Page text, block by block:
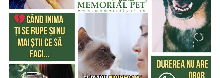
* Cu 333 de ani în urmă (1693), la această dată, monahul
francez, Dom Pérignon, degusta spuma unei băuturi
produse de el din vinul foarte acid de Champagne (o
regiune din nordul Franţei), băutură care a devenit
extrem de cunoscută şi i-a purtat numele